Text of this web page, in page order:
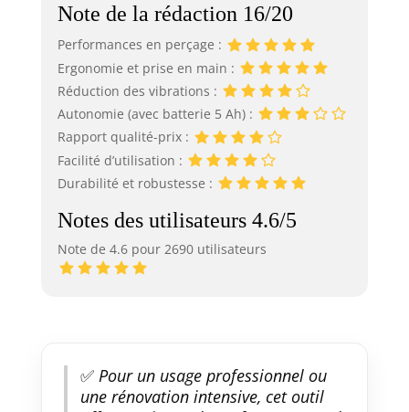
Note de la rédaction 16/20
Performances en perçage :
Ergonomie et prise en main :
Réduction des vibrations :
Autonomie (avec batterie 5 Ah) :
Rapport qualité-prix :
Facilité d’utilisation :
Durabilité et robustesse :
Notes des utilisateurs 4.6/5
Note de 4.6 pour 2690 utilisateurs
✅Pour un usage professionnel ou
une rénovation intensive, cet outil